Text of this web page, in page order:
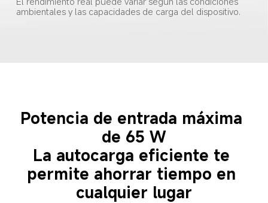
ambientales y las capacidades de carga del dispositivo.
Potencia de entrada máxima
de 65 W
La autocarga eficiente te
permite ahorrar tiempo en
cualquier lugar